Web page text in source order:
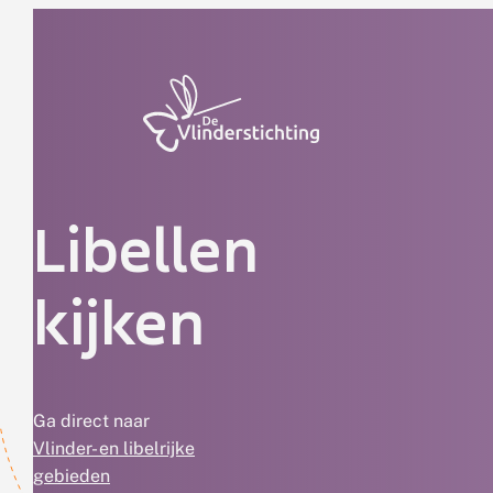
Libellen
kijken
Ga direct naar
Vlinder- en libelrijke
gebieden